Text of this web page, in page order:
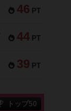
46 PT
44 PT
39 PT
トップ50